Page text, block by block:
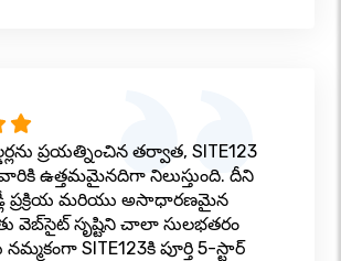
ప్రయత్నించిన తర్వాత, SITE123
ఉత్తమమైనదిగా నిలుస్తుంది. దీని
ప్రక్రియ మరియు అసాధారణమైన
వెబ్‌సైట్ సృష్టిని చాలా సులభతరం
SITE123కి పూర్తి 5-స్టార్